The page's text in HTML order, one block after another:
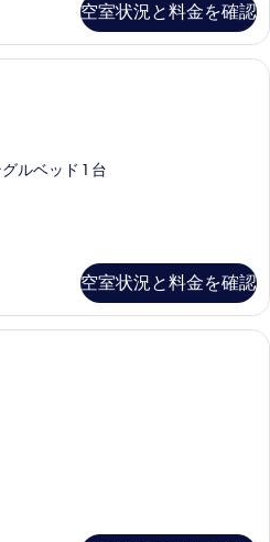
空室状況と料金を確認
ルベッド 1 台
空室状況と料金を確認